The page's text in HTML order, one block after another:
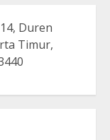
Duren
Timur,